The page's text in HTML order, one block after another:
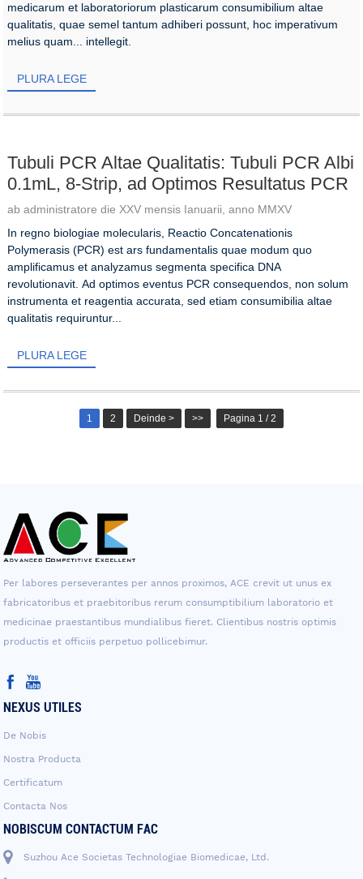
medicarum et laboratoriorum plasticarum consumibilium altae
qualitatis, quae semel tantum adhiberi possunt, hoc imperativum
melius quam... intellegit.
PLURA LEGE
Tubuli PCR Altae Qualitatis: Tubuli PCR Albi
0.1mL, 8-Strip, ad Optimos Resultatus PCR
ab administratore die XXV mensis Ianuarii, anno MMXV
In regno biologiae molecularis, Reactio Concatenationis
Polymerasis (PCR) est ars fundamentalis quae modum quo
amplificamus et analyzamus segmenta specifica DNA
revolutionavit. Ad optimos eventus PCR consequendos, non solum
instrumenta et reagentia accurata, sed etiam consumibilia altae
qualitatis requiruntur...
PLURA LEGE
1 2 Deinde > >> Pagina 1 / 2
Per labores perseverantes per annos proximos, ACE crevit ut unus ex
fabricatoribus et praebitoribus rerum consumptibilium laboratorio et
medicinae praestantibus mundialibus fieret. Clientibus nostris optimis
productis et officiis perpetuo pollicebimur.
NEXUS UTILES
De Nobis
Nostra Producta
Certificatum
Contacta Nos
NOBISCUM CONTACTUM FAC
Suzhou Ace Societas Technologiae Biomedicae, Ltd.